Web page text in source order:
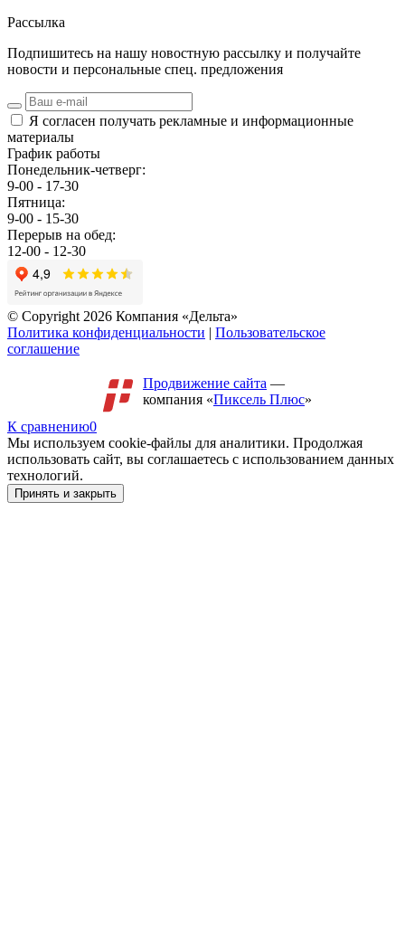
Рассылка
Подпишитесь на нашу новостную рассылку и получайте
новости и персональные спец. предложения
Я согласен получать рекламные и информационные
материалы
График работы
Понедельник-четверг:
9-00 - 17-30
Пятница:
9-00 - 15-30
Перерыв на обед:
12-00 - 12-30
© Copyright 2026 Компания «Дельта»
Политика конфиденциальности | Пользовательское
соглашение
Продвижение сайта —
компания «Пиксель Плюс»
К сравнению0
Мы используем cookie-файлы для аналитики. Продолжая
использовать сайт, вы соглашаетесь с использованием данных
технологий.
Принять и закрыть